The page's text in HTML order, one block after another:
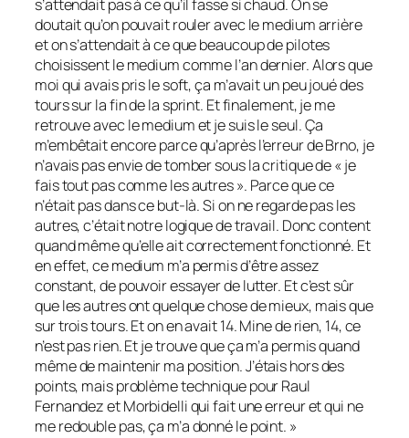
s’attendait pas à ce qu’il fasse si chaud. On se
doutait qu’on pouvait rouler avec le medium arrière
et on s’attendait à ce que beaucoup de pilotes
choisissent le medium comme l’an dernier. Alors que
moi qui avais pris le soft, ça m’avait un peu joué des
tours sur la fin de la sprint. Et finalement, je me
retrouve avec le medium et je suis le seul. Ça
m’embêtait encore parce qu’après l’erreur de Brno, je
n’avais pas envie de tomber sous la critique de « je
fais tout pas comme les autres ». Parce que ce
n’était pas dans ce but-là. Si on ne regarde pas les
autres, c’était notre logique de travail. Donc content
quand même qu’elle ait correctement fonctionné. Et
en effet, ce medium m’a permis d’être assez
constant, de pouvoir essayer de lutter. Et c’est sûr
que les autres ont quelque chose de mieux, mais que
sur trois tours. Et on en avait 14. Mine de rien, 14, ce
n’est pas rien. Et je trouve que ça m’a permis quand
même de maintenir ma position. J’étais hors des
points, mais problème technique pour Raul
Fernandez et Morbidelli qui fait une erreur et qui ne
me redouble pas, ça m’a donné le point. »